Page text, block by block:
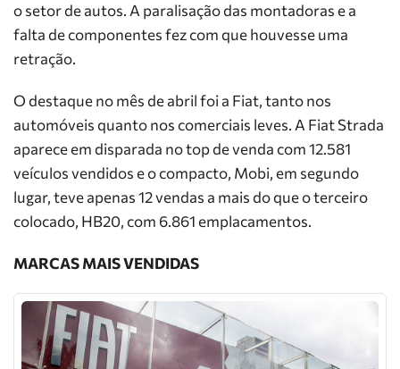
o setor de autos. A paralisação das montadoras e a
falta de componentes fez com que houvesse uma
retração.
O destaque no mês de abril foi a Fiat, tanto nos
automóveis quanto nos comerciais leves. A Fiat Strada
aparece em disparada no top de venda com 12.581
veículos vendidos e o compacto, Mobi, em segundo
lugar, teve apenas 12 vendas a mais do que o terceiro
colocado, HB20, com 6.861 emplacamentos.
MARCAS MAIS VENDIDAS